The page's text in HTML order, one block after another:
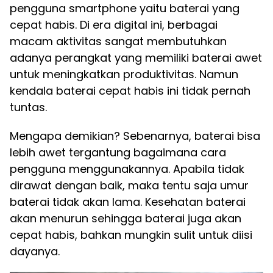
pengguna smartphone yaitu baterai yang
cepat habis. Di era digital ini, berbagai
macam aktivitas sangat membutuhkan
adanya perangkat yang memiliki baterai awet
untuk meningkatkan produktivitas. Namun
kendala baterai cepat habis ini tidak pernah
tuntas.
Mengapa demikian? Sebenarnya, baterai bisa
lebih awet tergantung bagaimana cara
pengguna menggunakannya. Apabila tidak
dirawat dengan baik, maka tentu saja umur
baterai tidak akan lama. Kesehatan baterai
akan menurun sehingga baterai juga akan
cepat habis, bahkan mungkin sulit untuk diisi
dayanya.